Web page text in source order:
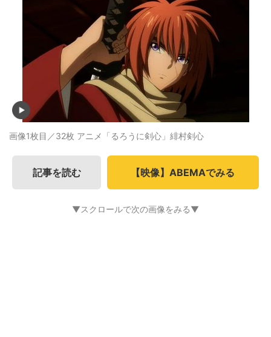
画像1枚目／32枚 アニメ「るろうに剣心」緋村剣心
記事を読む 【映像】ABEMAでみる
▼スクロールで次の画像をみる▼